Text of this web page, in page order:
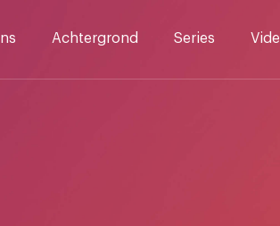
Achtergrond Series